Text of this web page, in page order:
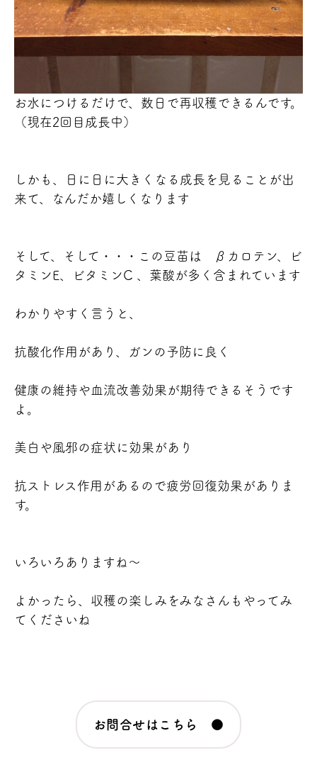
お水につけるだけで、数日で再収穫できるんです。
（現在2回目成長中 ）
しかも、日に日に大きくなる成長を見ることが出
来て、なんだか嬉しくなります
そして、そして・・・この豆苗は βカロテン、ビ
タミンE、ビタミンC 、葉酸が多く含まれています
わかりやすく言うと、
抗酸化作用があり、ガンの予防に良く
健康の維持や血流改善効果が期待できるそうです
よ。
美白や風邪の症状に効果があり
抗ストレス作用があるので疲労回復効果がありま
す。
いろいろありますね～
よかったら、収穫の楽しみをみなさんもやってみ
てくださいね
お問合せはこちら ●